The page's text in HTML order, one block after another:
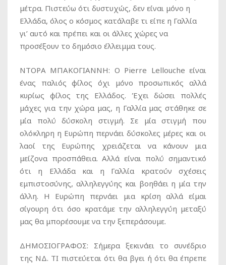
μέτρα. Πιστεύω ότι δυστυχώς, δεν είναι μόνο η
Ελλάδα, όλος ο κόσμος κατάλαβε τι είπε η Γαλλία
γι’ αυτό και πρέπει και οι άλλες χώρες να
προσέξουν το δημόσιο έλλειμμα τους.
ΝΤΟΡΑ ΜΠΑΚΟΓΙΑΝΝΗ: Ο Pierre Lellouche είναι
ένας παλιός φίλος όχι μόνο προσωπικός αλλά
κυρίως φίλος της Ελλάδος. Έχει δώσει πολλές
μάχες για την χώρα μας, η Γαλλία μας στάθηκε σε
μία πολύ δύσκολη στιγμή. Σε μία στιγμή που
ολόκληρη η Ευρώπη περνάει δύσκολες μέρες και οι
λαοί της Ευρώπης χρειάζεται να κάνουν μια
μείζονα προσπάθεια. Αλλά είναι πολύ σημαντικό
ότι η Ελλάδα και η Γαλλία κρατούν σχέσεις
εμπιστοσύνης, αλληλεγγύης και βοηθάει η μία την
άλλη. Η Ευρώπη περνάει μια κρίση αλλά είμαι
σίγουρη ότι όσο κρατάμε την αλληλεγγύη μεταξύ
μας θα μπορέσουμε να την ξεπεράσουμε.
ΔΗΜΟΣΙΟΓΡΑΦΟΣ: Σήμερα ξεκινάει το συνέδριο
της ΝΔ. ΤΙ πιστεύεται ότι θα βγει ή ότι θα έπρεπε